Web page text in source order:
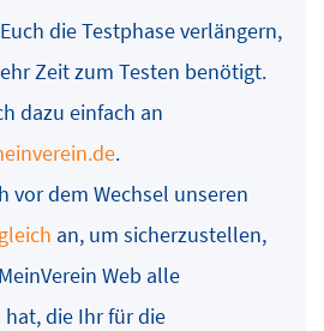
die Testphase verlängern,
Zeit zum Testen benötigt.
dazu einfach an
.
vor dem Wechsel unseren
an, um sicherzustellen,
Web alle
die Ihr für die